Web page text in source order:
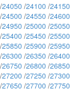
/24050 /24100 /24150
/24500 /24550 /24600
/24950 /25000 /25050
/25400 /25450 /25500
/25850 /25900 /25950
/26300 /26350 /26400
/26750 /26800 /26850
/27200 /27250 /27300
/27650 /27700 /27750